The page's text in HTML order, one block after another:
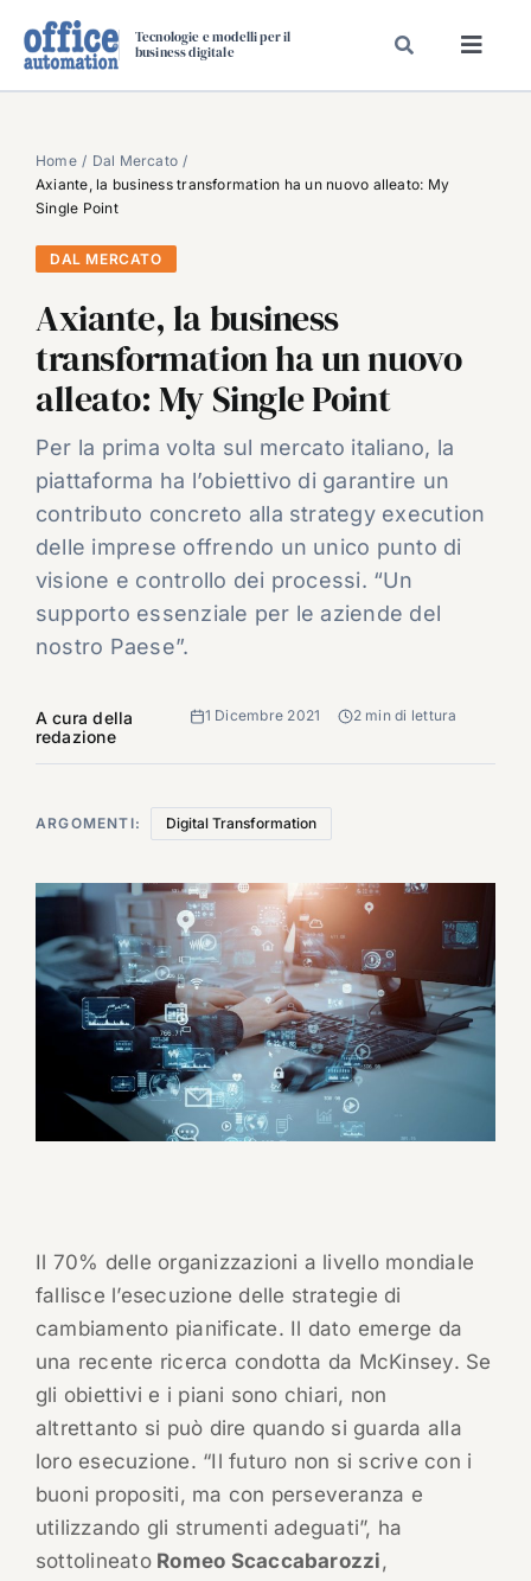
Tecnologie e modelli per il
business digitale
SPECIAL PAPER
TAVOLE ROTONDE DI REDAZIONE
DAL MERCATO
VIDEO
EVENTI
CHI SIAMO
Home
Dal Mercato
Axiante, la business transformation ha un nuovo alleato: My
Single Point
DAL MERCATO
Axiante, la business
transformation ha un nuovo
alleato: My Single Point
Per la prima volta sul mercato italiano, la
piattaforma ha l’obiettivo di garantire un
contributo concreto alla strategy execution
delle imprese offrendo un unico punto di
visione e controllo dei processi. “Un
supporto essenziale per le aziende del
nostro Paese”.
A cura della
redazione
1 Dicembre 2021 2 min di lettura
ARGOMENTI: Digital Transformation
Il 70% delle organizzazioni a livello mondiale
fallisce l’esecuzione delle strategie di
cambiamento pianificate. Il dato emerge da
una recente ricerca condotta da McKinsey. Se
gli obiettivi e i piani sono chiari, non
altrettanto si può dire quando si guarda alla
loro esecuzione. “Il futuro non si scrive con i
buoni propositi, ma con perseveranza e
utilizzando gli strumenti adeguati”, ha
sottolineatoRomeo Scaccabarozzi,